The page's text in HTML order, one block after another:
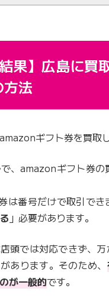
果】広島に買
方法
ギフト券を買取
、amazonギフト券の
は番号だけで取引でき
」必要があります。
頭では対応できず、
あります。そのため、
が一般的です。